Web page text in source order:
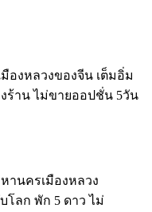
องหลวงของจีน เต็มอิ่ม
ร้าน ไม่ขายออปชั่น 5วัน